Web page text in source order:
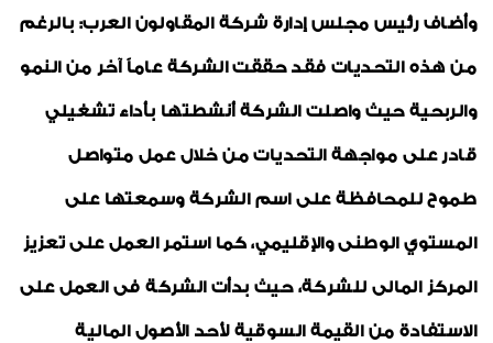
وأضاف رئيس مجلس إدارة شركة المقاولون العرب: بالرغم
من هذه التحديات فقد حققت الشركة عاماً آخر من النمو
والربحية حيث واصلت الشركة أنشطتها بأداء تشغيلي
قادر على مواجهة التحديات من خلال عمل متواصل
طموح للمحافظة على اسم الشركة وسمعتها على
المستوي الوطنى والإقليمي، كما استمر العمل على تعزيز
المركز المالى للشركة، حيث بدأت الشركة فى العمل على
الاستفادة من القيمة السوقية لأحد الأصول المالية